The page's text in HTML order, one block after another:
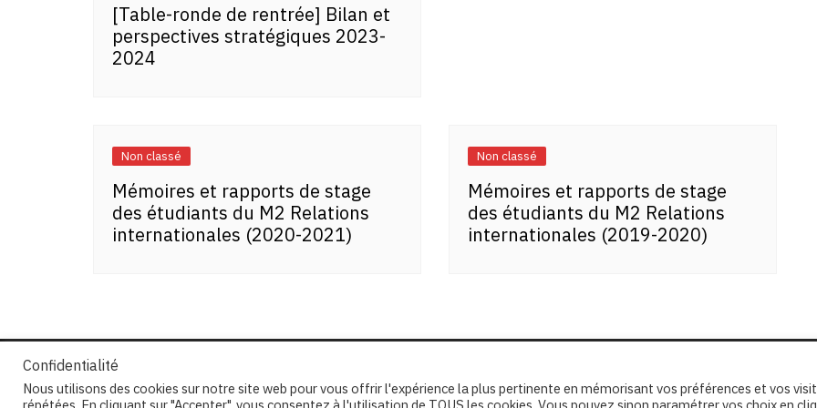
[Table-ronde de rentrée] Bilan et
perspectives stratégiques 2023-
2024
Non classé
Mémoires et rapports de stage
des étudiants du M2 Relations
internationales (2020-2021)
Non classé
Mémoires et rapports de stage
des étudiants du M2 Relations
internationales (2019-2020)
Confidentialité
Nous utilisons des cookies sur notre site web pour vous offrir l'expérience la plus pertinente en mémorisant vos préférences et vos